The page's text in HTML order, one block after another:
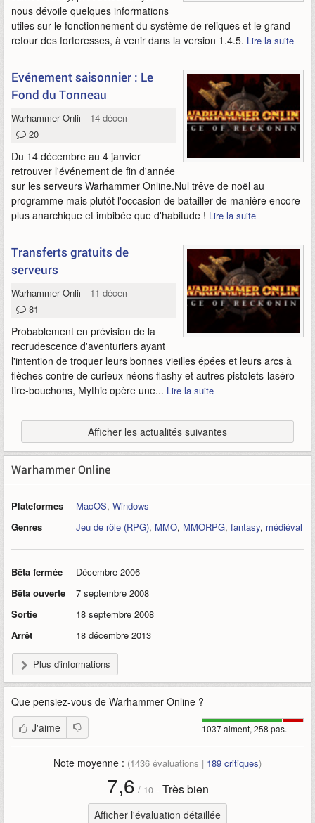
nous dévoile quelques informations
utiles sur le fonctionnement du système de reliques et le grand
retour des forteresses, à venir dans la version 1.4.5. Lire la suite
Evénement saisonnier : Le
Fond du Tonneau
Warhammer Online
14 décembre 2011
20
Du 14 décembre au 4 janvier
retrouver l'événement de fin d'année
sur les serveurs Warhammer Online.Nul trêve de noël au
programme mais plutôt l'occasion de batailler de manière encore
plus anarchique et imbibée que d'habitude ! Lire la suite
Transferts gratuits de
serveurs
Warhammer Online
11 décembre 2011
81
Probablement en prévision de la
recrudescence d'aventuriers ayant
l'intention de troquer leurs bonnes vieilles épées et leurs arcs à
flèches contre de curieux néons flashy et autres pistolets-laséro-
tire-bouchons, Mythic opère une... Lire la suite
Afficher les actualités suivantes
Warhammer Online
Plateformes MacOS, Windows
Genres
Jeu de rôle (RPG), MMO, MMORPG, fantasy, médiéval
Bêta fermée
Décembre 2006
Bêta ouverte
7 septembre 2008
Sortie
18 septembre 2008
Arrêt
18 décembre 2013
Plus d'informations
Que pensiez-vous de Warhammer Online ?
1037 aiment, 258 pas.
J'aime
Note moyenne : (1436 évaluations | 189 critiques)
7,6 / 10- Très bien
Afficher l'évaluation détaillée